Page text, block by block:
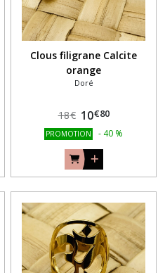
Clous filigrane Calcite
orange
Doré
18€ 10€80
PROMOTION - 40 %